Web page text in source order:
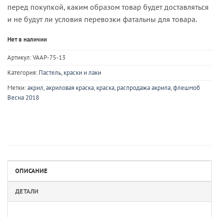
перед покупкой, каким образом товар будет доставляться
и не будут ли условия перевозки фатальны для товара.
Нет в наличии
Артикул:VAAP-75-13
Категория: Пастель, краски и лаки
Метки:акрил,акриловая краска, краска, распродажа акрила,флешмоб
Весна 2018
ОПИСАНИЕ
ДЕТАЛИ